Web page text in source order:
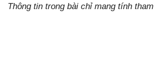
Thông tin trong bài chỉ mang tính